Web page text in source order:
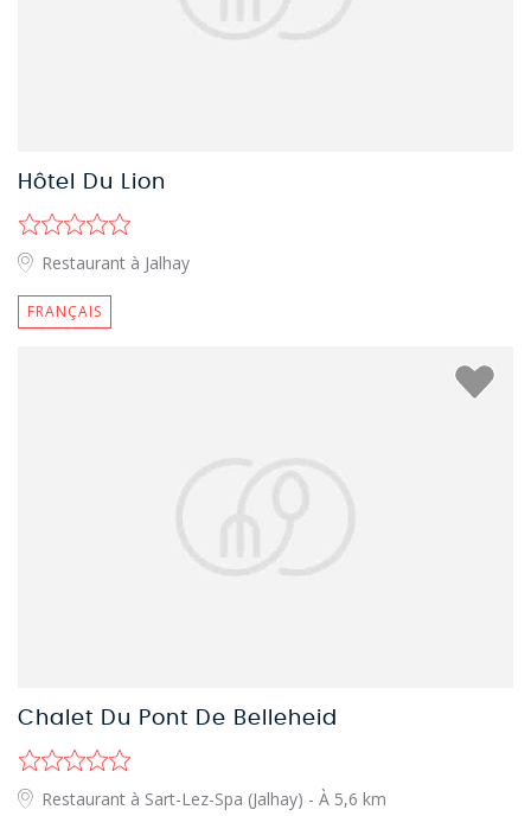
Hôtel Du Lion
Restaurant à Jalhay
FRANÇAIS
Chalet Du Pont De Belleheid
Restaurant à Sart-Lez-Spa (Jalhay) - À 5,6 km